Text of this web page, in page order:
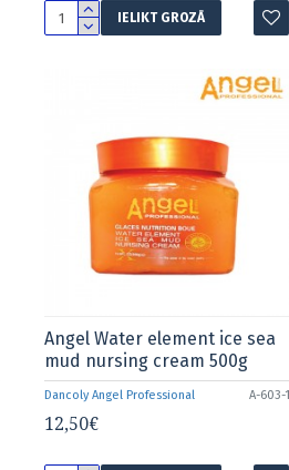
IELIKT GROZĀ
Dancoly Angel Professional A-603-1
Angel Water element ice sea
mud nursing cream 500g
12,50€